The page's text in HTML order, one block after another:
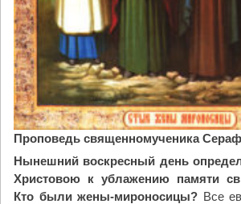
»
"
Проповедь священномученика
Нынешний воскресный день
Христовою к ублажению памяти
Кто были жены-мироносицы? Все